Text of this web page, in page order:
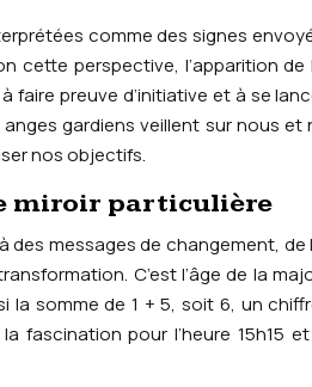
comme des signes
cette perspective, l’apparition de
faire preuve d’initiative et à se
gardiens veillent sur nous
nos objectifs.
miroir particulière
des messages de changement, de
C’est l’âge de la
la somme de 1 + 5, soit 6, un
fascination pour l’heure 15h15